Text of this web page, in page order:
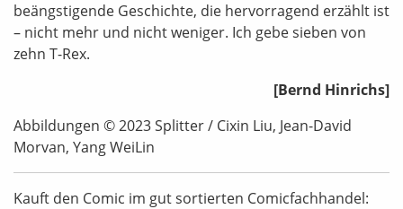
beängstigende Geschichte, die hervorragend erzählt ist
– nicht mehr und nicht weniger. Ich gebe sieben von
zehn T-Rex.
[Bernd Hinrichs]
Abbildungen © 2023 Splitter / Cixin Liu, Jean-David
Morvan, Yang WeiLin
Kauft den Comic im gut sortierten Comicfachhandel: